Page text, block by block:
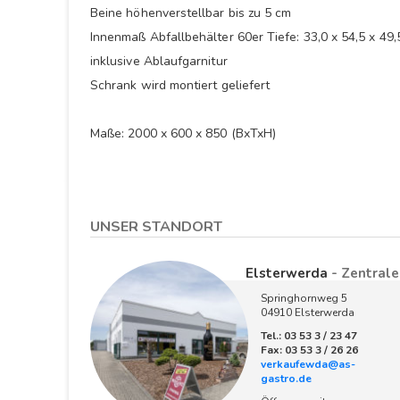
Beine höhenverstellbar bis zu 5 cm
Innenmaß Abfallbehälter 60er Tiefe: 33,0 x 54,5 x
inklusive Ablaufgarnitur
Schrank wird montiert geliefert
Maße: 2000 x 600 x 850 (BxTxH)
UNSER STANDORT
Elsterwerda - Zentrale
Springhornweg 5
04910 Elsterwerda
Tel.: 03 53 3 / 23 47
Fax: 03 53 3 / 26 26
verkaufewda@as-
gastro.de